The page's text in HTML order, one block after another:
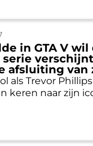
in GTA V
afsluiting van
als Trevor
naar zijn